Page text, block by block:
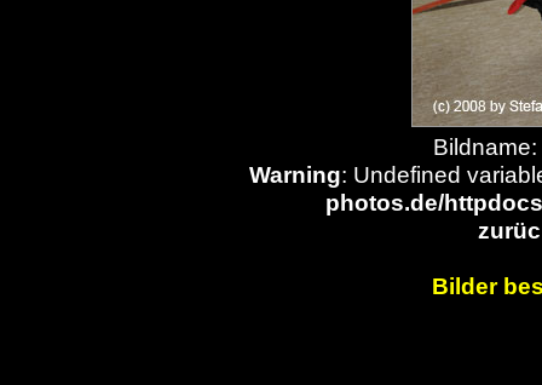
Warning: Undefined
photos.de/
Bilder